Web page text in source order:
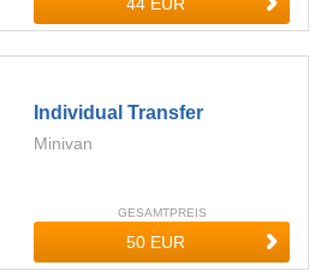
Individual Transfer
Minivan
GESAMTPREIS